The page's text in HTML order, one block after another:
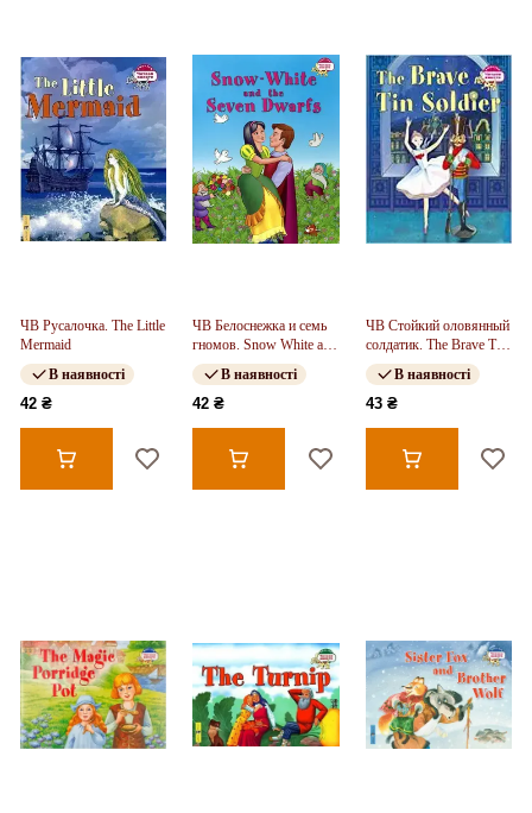
ЧВ Русалочка. The Little
Mermaid
В наявності
42 ₴
ЧВ Белоснежка и семь
гномов. Snow White and
the Seven Dwarfs
В наявності
42 ₴
ЧВ Стойкий оловянный
солдатик. The Brave Tin
Soldier
В наявності
43 ₴